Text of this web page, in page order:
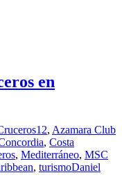
en
, Azamara Club
, Costa
, Mediterráneo, MSC
, turismoDaniel